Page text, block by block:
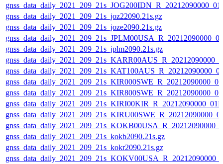
gnss_data_daily_2021_209_21s_joz22090.21s.gz
gnss_data_daily_2021_209_21s_joze2090.21s.gz
gnss_data_daily_2021_209_21s_jplm2090.21s.gz
gnss_data_daily_2021_209_21s_kokb2090.21s.gz
gnss_data_daily_2021_209_21s_kokr2090.21s.gz